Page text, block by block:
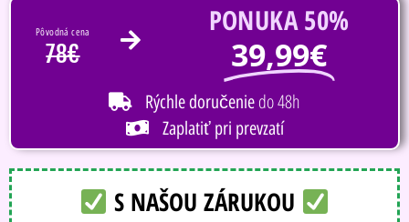
Pôvodná cena
78€
PONUKA 50%
39,99€
Rýchle doručenie do 48h
Zaplatiť pri prevzatí
S NAŠOU ZÁRUKOU